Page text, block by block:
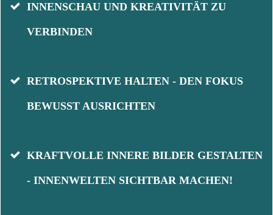
INNENSCHAU UND KREATIVITÄT ZU
VERBINDEN
RETROSPEKTIVE HALTEN - DEN FOKUS
BEWUSST AUSRICHTEN
KRAFTVOLLE INNERE BILDER GESTALTEN
- INNENWELTEN SICHTBAR MACHEN!